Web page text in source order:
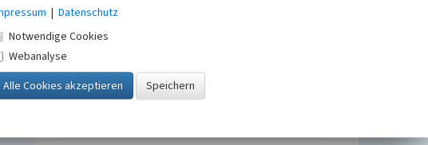
| Datenschutz
Notwendige Cookies
Webanalyse